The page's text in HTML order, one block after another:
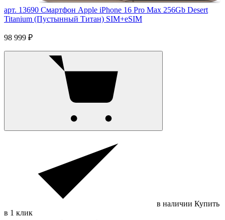
арт. 13690 Смартфон Apple iPhone 16 Pro Max 256Gb Desert
Titanium (Пустынный Титан) SIM+eSIM
98 999 ₽
в наличии Купить
в 1 клик